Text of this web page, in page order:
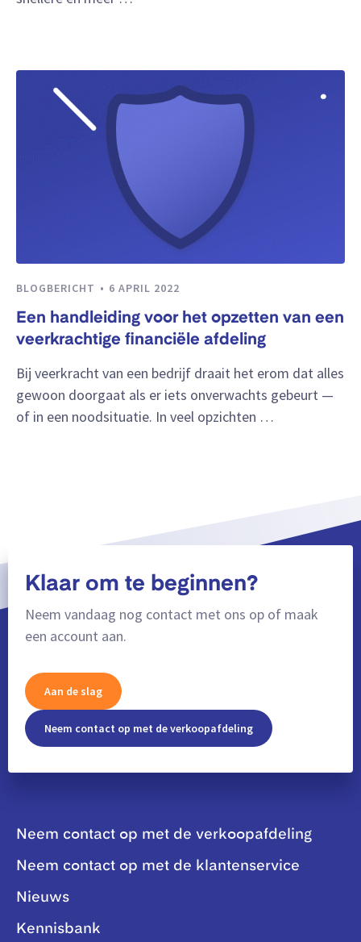
BLOGBERICHT 6 APRIL 2022
Een handleiding voor het opzetten van een
veerkrachtige financiële afdeling
Bij veerkracht van een bedrijf draait het erom dat alles
gewoon doorgaat als er iets onverwachts gebeurt —
of in een noodsituatie. In veel opzichten …
Klaar om te beginnen?
Neem vandaag nog contact met ons op of maak
een account aan.
Aan de slag
Neem contact op met de verkoopafdeling
Neem contact op met de verkoopafdeling
Neem contact op met de klantenservice
Nieuws
Kennisbank